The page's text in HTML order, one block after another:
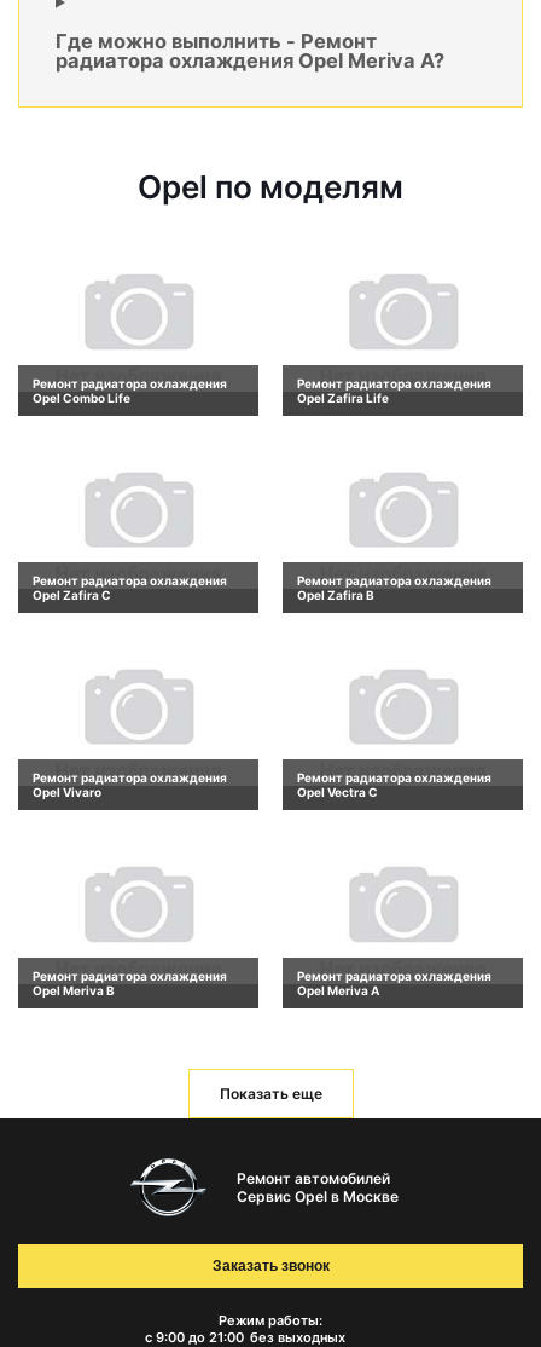
Где можно выполнить - Ремонт
радиатора охлаждения Opel Meriva A?
Opel по моделям
Ремонт радиатора охлаждения
Opel Combo Life
Ремонт радиатора охлаждения
Opel Zafira Life
Ремонт радиатора охлаждения
Opel Zafira C
Ремонт радиатора охлаждения
Opel Zafira B
Ремонт радиатора охлаждения
Opel Vivaro
Ремонт радиатора охлаждения
Opel Vectra C
Ремонт радиатора охлаждения
Opel Meriva B
Ремонт радиатора охлаждения
Opel Meriva A
Показать еще
Ремонт автомобилей
Сервис Opel в Москве
Режим работы:
с 9:00 до 21:00 без выходных
Заказать звонок